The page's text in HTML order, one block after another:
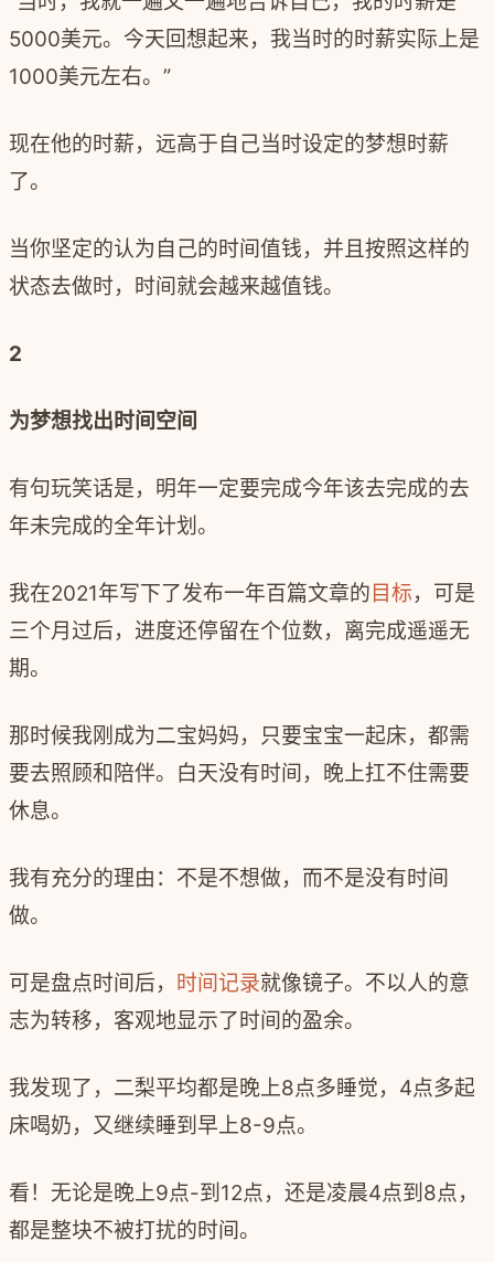
5000美元。今天回想起来，我当时的时薪实际上是
1000美元左右。”
现在他的时薪，远高于自己当时设定的梦想时薪
了。
当你坚定的认为自己的时间值钱，并且按照这样的
状态去做时，时间就会越来越值钱。
2
为梦想找出时间空间
有句玩笑话是，明年一定要完成今年该去完成的去
年未完成的全年计划。
我在2021年写下了发布一年百篇文章的 目标，可是
三个月过后，进度还停留在个位数，离完成遥遥无
期。
那时候我刚成为二宝妈妈，只要宝宝一起床，都需
要去照顾和陪伴。白天没有时间，晚上扛不住需要
休息。
我有充分的理由：不是不想做，而不是没有时间
做。
可是盘点时间后， 时间记录就像镜子。不以人的意
志为转移，客观地显示了时间的盈余。
我发现了，二梨平均都是晚上8点多睡觉， 4点多起
床喝奶，又继续睡到早上8-9点。
看！无论是晚上9点-到 12点，还是凌晨4点到 8点，
都是整块不被打扰的时间。